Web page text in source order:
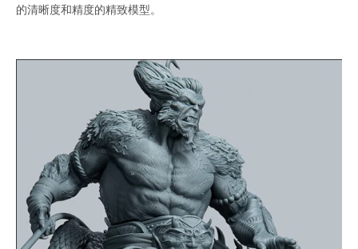
的清晰度和精度的精致模型。